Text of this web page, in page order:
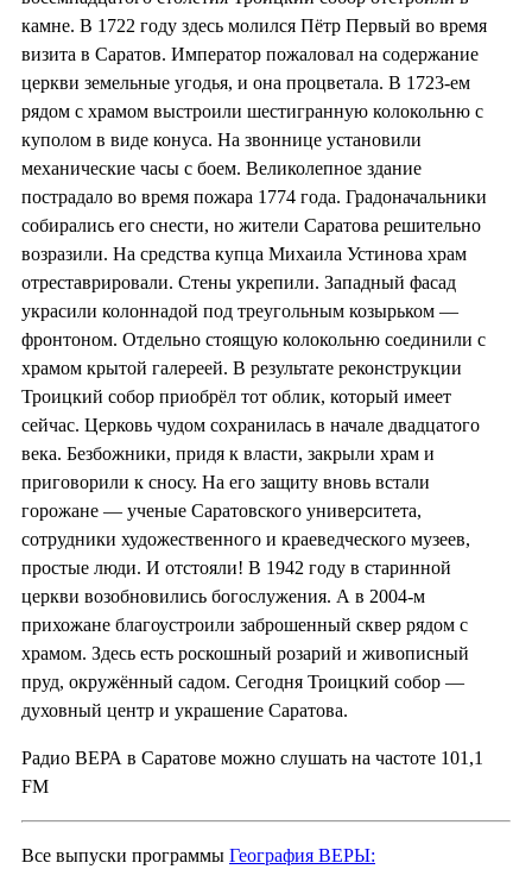
камне. В 1722 году здесь молился Пётр Первый во время
визита в Саратов. Император пожаловал на содержание
церкви земельные угодья, и она процветала. В 1723-ем
рядом с храмом выстроили шестигранную колокольню с
куполом в виде конуса. На звоннице установили
механические часы с боем. Великолепное здание
пострадало во время пожара 1774 года. Градоначальники
собирались его снести, но жители Саратова решительно
возразили. На средства купца Михаила Устинова храм
отреставрировали. Стены укрепили. Западный фасад
украсили колоннадой под треугольным козырьком —
фронтоном. Отдельно стоящую колокольню соединили с
храмом крытой галереей. В результате реконструкции
Троицкий собор приобрёл тот облик, который имеет
сейчас. Церковь чудом сохранилась в начале двадцатого
века. Безбожники, придя к власти, закрыли храм и
приговорили к сносу. На его защиту вновь встали
горожане — ученые Саратовского университета,
сотрудники художественного и краеведческого музеев,
простые люди. И отстояли! В 1942 году в старинной
церкви возобновились богослужения. А в 2004-м
прихожане благоустроили заброшенный сквер рядом с
храмом. Здесь есть роскошный розарий и живописный
пруд, окружённый садом. Сегодня Троицкий собор —
духовный центр и украшение Саратова.
Радио ВЕРА в Саратове можно слушать на частоте 101,1
FM
Все выпуски программы География ВЕРЫ: